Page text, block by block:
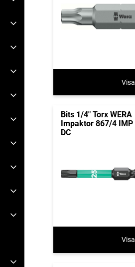
Visa
Bits 1/4" Torx WERA
Impaktor 867/4 IMP
DC
Visa